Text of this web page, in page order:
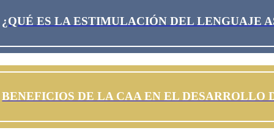
¿QUÉ ES LA ESTIMULACIÓN DEL LENGUAJE
BENEFICIOS DE LA CAA EN EL DESARROLLO